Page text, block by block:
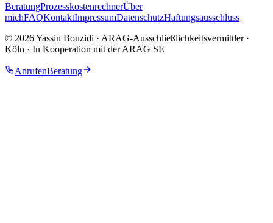
BeratungProzesskostenrechnerÜber
michFAQKontaktImpressumDatenschutzHaftungsausschluss
© 2026Yassin Bouzidi · ARAG-Ausschließlichkeitsvermittler·
Köln · In Kooperation mit der ARAG SE
AnrufenBeratung